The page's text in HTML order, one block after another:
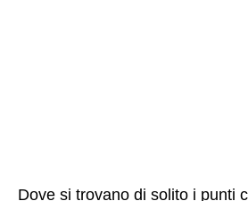
Dove si trovano di solito i punti